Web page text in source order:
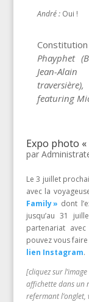
André :Oui !
Phayphet
Jean-
featuring
Expo photo «
par
Le 3 juillet
avec la
Family » dont
jusqu’au 31
partenariat avec
pouvez vous
lien Instagram.
[cliquez sur
affichette dans un
refermant